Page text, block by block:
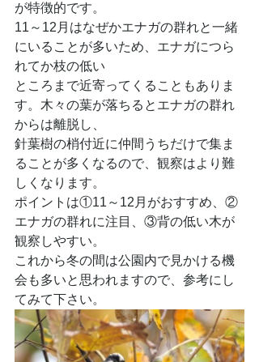
が特徴的です。
11～12月はなぜかエナガの群れと一緒
にいることが多いため、エナガにつら
れてか枝の低い
ところまで近寄ってくることもありま
す。木々の葉が落ちるとエナガの群れ
からは離脱し、
針葉樹の梢付近に仲間うちだけで集ま
ることが多くなるので、観察はより難
しくなります。
ポイントは①11～12月がおすすめ、②
エナガの群れに注目、③背の低い木が
観察しやすい。
これから冬の間は公園内で見かける機
会も多いと思われますので、参考にし
てみて下さい。